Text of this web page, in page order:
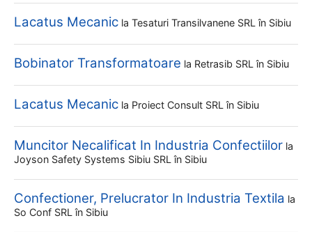
Lacatus Mecanic la Tesaturi Transilvanene SRL în Sibiu
Bobinator Transformatoare la Retrasib SRL în Sibiu
Lacatus Mecanic la Proiect Consult SRL în Sibiu
Muncitor Necalificat In Industria Confectiilor la
Joyson Safety Systems Sibiu SRL în Sibiu
Confectioner, Prelucrator In Industria Textila la
So Conf SRL în Sibiu